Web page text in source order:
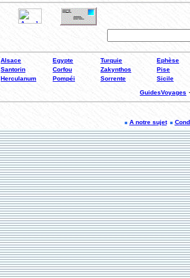
Alsace Egypte Turquie
Ephèse
Santorin
Corfou Zakynthos
Pise
Herculanum
Pompéi Sorrente Sicile
GuidesVoyages
A notre sujet